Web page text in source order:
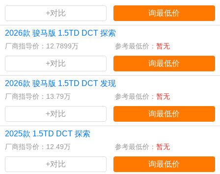
+对比 询最低价
2026款 骏马版 1.5TD DCT 探索
厂商指导价：12.7899万 参考最低价： 暂无
+对比 询最低价
2026款 骏马版 1.5TD DCT 发现
厂商指导价：13.79万 参考最低价： 暂无
+对比 询最低价
2025款 1.5TD DCT 探索
厂商指导价：12.49万 参考最低价： 暂无
+对比 询最低价